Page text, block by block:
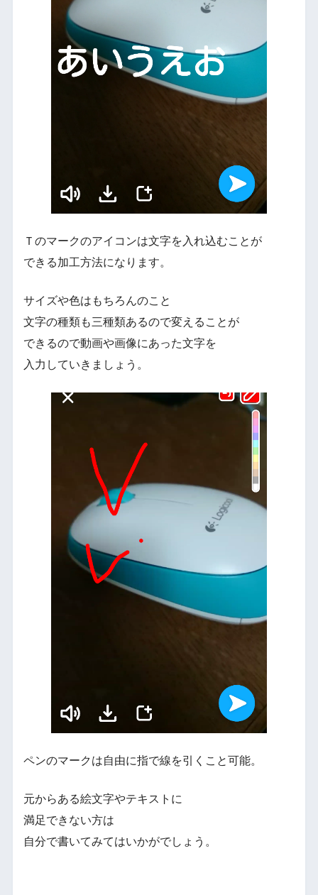
Ｔのマークのアイコンは文字を入れ込むことが
できる加工方法になります。
サイズや色はもちろんのこと
文字の種類も三種類あるので変えることが
できるので動画や画像にあった文字を
入力していきましょう。
ペンのマークは自由に指で線を引くこと可能。
元からある絵文字やテキストに
満足できない方は
自分で書いてみてはいかがでしょう。